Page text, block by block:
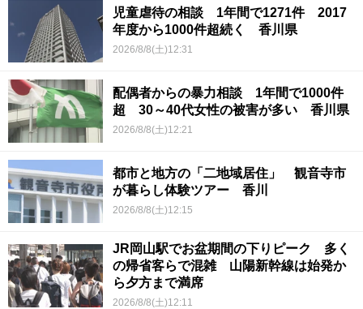
児童虐待の相談 1年間で1271件 2017
年度から1000件超続く 香川県
2026/8/8(土)12:31
配偶者からの暴力相談 1年間で1000件
超 30～40代女性の被害が多い 香川県
2026/8/8(土)12:21
都市と地方の「二地域居住」 観音寺市
が暮らし体験ツアー 香川
2026/8/8(土)12:15
JR岡山駅でお盆期間の下りピーク 多く
の帰省客らで混雑 山陽新幹線は始発か
ら夕方まで満席
2026/8/8(土)12:11